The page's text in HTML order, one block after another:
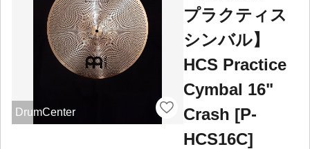
DrumCenter
プラクティス
シンバル】
HCS Practice
Cymbal 16"
Crash [P-
HCS16C]